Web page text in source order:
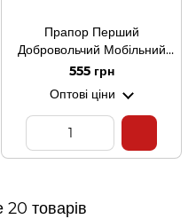
Прапор Перший
Добровольчий Мобільний
Шпиталь
555 грн
Оптові ціни
товарів